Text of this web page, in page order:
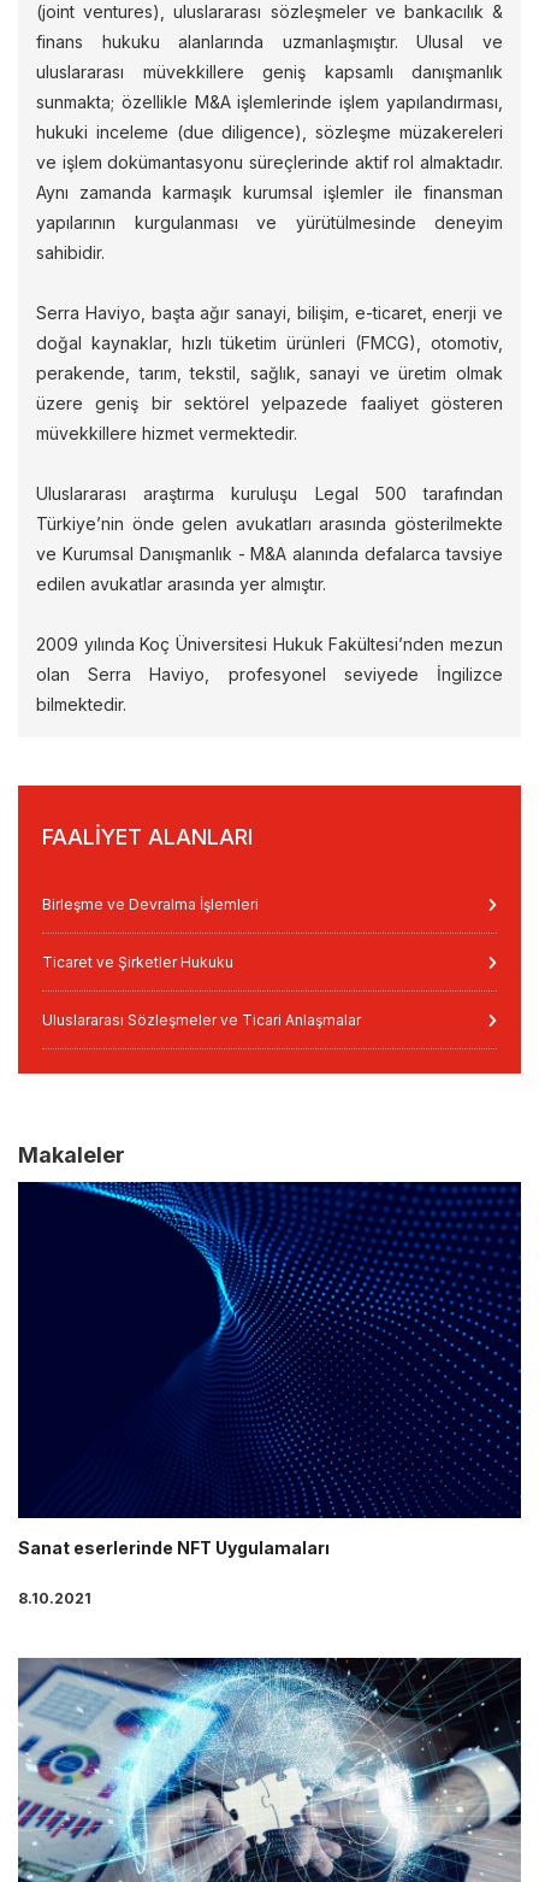
(joint ventures), uluslararası sözleşmeler ve bankacılık &
finans hukuku alanlarında uzmanlaşmıştır. Ulusal ve
uluslararası müvekkillere geniş kapsamlı danışmanlık
sunmakta; özellikle M&A işlemlerinde işlem yapılandırması,
hukuki inceleme (due diligence), sözleşme müzakereleri
ve işlem dokümantasyonu süreçlerinde aktif rol almaktadır.
Aynı zamanda karmaşık kurumsal işlemler ile finansman
yapılarının kurgulanması ve yürütülmesinde deneyim
sahibidir.
Serra Haviyo, başta ağır sanayi, bilişim, e-ticaret, enerji ve
doğal kaynaklar, hızlı tüketim ürünleri (FMCG), otomotiv,
perakende, tarım, tekstil, sağlık, sanayi ve üretim olmak
üzere geniş bir sektörel yelpazede faaliyet gösteren
müvekkillere hizmet vermektedir.
Uluslararası araştırma kuruluşu Legal 500 tarafından
Türkiye’nin önde gelen avukatları arasında gösterilmekte
ve Kurumsal Danışmanlık - M&A alanında defalarca tavsiye
edilen avukatlar arasında yer almıştır.
2009 yılında Koç Üniversitesi Hukuk Fakültesi’nden mezun
olan Serra Haviyo, profesyonel seviyede İngilizce
bilmektedir.
FAALIYET ALANLARI
Birleşme ve Devralma İşlemleri
Ticaret ve Şirketler Hukuku
Uluslararası Sözleşmeler ve Ticari Anlaşmalar
Makaleler
Sanat eserlerinde NFT Uygulamaları
8.10.2021